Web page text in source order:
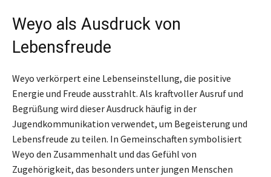
Weyo als Ausdruck von
Lebensfreude
Weyo verkörpert eine Lebenseinstellung, die positive
Energie und Freude ausstrahlt. Als kraftvoller Ausruf und
Begrüßung wird dieser Ausdruck häufig in der
Jugendkommunikation verwendet, um Begeisterung und
Lebensfreude zu teilen. In Gemeinschaften symbolisiert
Weyo den Zusammenhalt und das Gefühl von
Zugehörigkeit, das besonders unter jungen Menschen